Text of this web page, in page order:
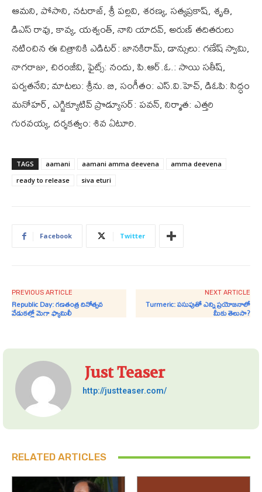
ఆమని, పోసాని, నటరాజ్, శ్రీ పల్లవి, శరణ్య, సత్యప్రకాష్, శృతి,
డిఎస్ రావు, కావ్య, యశ్వంత్, నాని యాదవ్, అరుణ్ తదితరులు
నటించిన ఈ చిత్రానికి ఎడిటర్: జానకిరామ్, డాన్సులు: గణేష్ స్వామి,
నాగరాజు, చిరంజీవి, ఫైట్స్: నందు, పి.ఆర్.ఓ.: సాయి సతీష్,
పర్వతనేని; మాటలు: శ్రీను. బి, సంగీతం: ఎస్.వి.హెచ్, డిఓపి: సిద్ధం
మనోహర్, ఎగ్జిక్యూటివ్ ప్రొడ్యూసర్: పవన్, నిర్మాత: ఎత్తరి
గుర‌వ‌య్య, దర్శకత్వం: శివ ఏటూరి.
TAGS aamani aamani amma deevena
amma deevena
ready to release
siva eturi
Facebook Twitter
PREVIOUS ARTICLE
Republic Day: గణతంత్ర దినోత్సవ
వేడుకల్లో మెగా ఫ్యామిలీ
NEXT ARTICLE
Turmeric: పసుపుతో ఎన్ని ప్రయోజనాలో
మీకు తెలుసా?
Just Teaser
http://justteaser.com/
RELATED ARTICLES